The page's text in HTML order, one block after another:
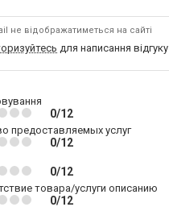
не відображатиметься на сайті
для написання відгуку
0/12
предоставляемых услуг
0/12
0/12
товара/услуги описанию
0/12